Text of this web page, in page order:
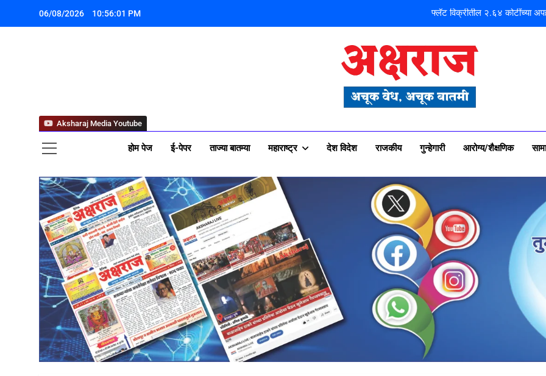
06/08/2026 10:56:03 PM मोशी कचरा डेपो दुर्घटना ! तत्कालीन
फ्लॅट विक्रीतील २.६४ कोटींच्या
शिळगावच्या
अक्षराज न्यूज पोर्टल
होम पेज ई-पेपर ताज्या बातम्या महाराष्ट्र देश विदेश राजकीय गुन्हेगारी आरोग्य/शैक्षणिक
Aksharaj Media Youtube